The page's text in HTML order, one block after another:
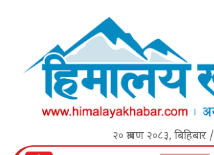
२० श्रावण २०८३,